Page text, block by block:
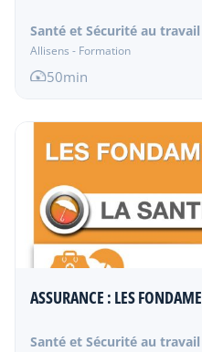
Santé et Sécurité au travail
Allisens - Formation
50min
ASSURANCE : LES
Santé et Sécurité au travail